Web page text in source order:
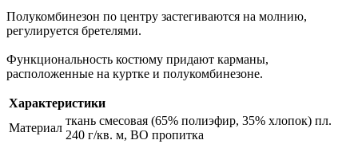
Полукомбинезон по центру застегиваются на молнию,
регулируется бретелями.
Функциональность костюму придают карманы,
расположенные на куртке и полукомбинезоне.
Характеристики
Материал
ткань смесовая (65% полиэфир, 35% хлопок) пл.
240 г/кв. м, ВО пропитка